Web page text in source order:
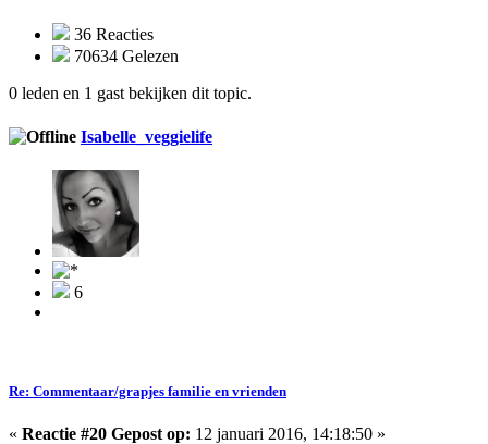
36 Reacties
70634 Gelezen
0 leden en 1 gast bekijken dit topic.
Isabelle_veggielife
6
Re: Commentaar/grapjes familie en vrienden
« Reactie #20 Gepost op: 12 januari 2016, 14:18:50 »